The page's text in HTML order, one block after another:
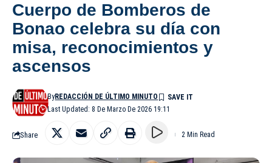
Cuerpo de Bomberos de
Bonao celebra su día con
misa, reconocimientos y
ascensos
Last Updated: 8 De Marzo De 2026 19:11
ByREDACCIÓN DE ÚLTIMO MINUTO
Share 2 Min Read